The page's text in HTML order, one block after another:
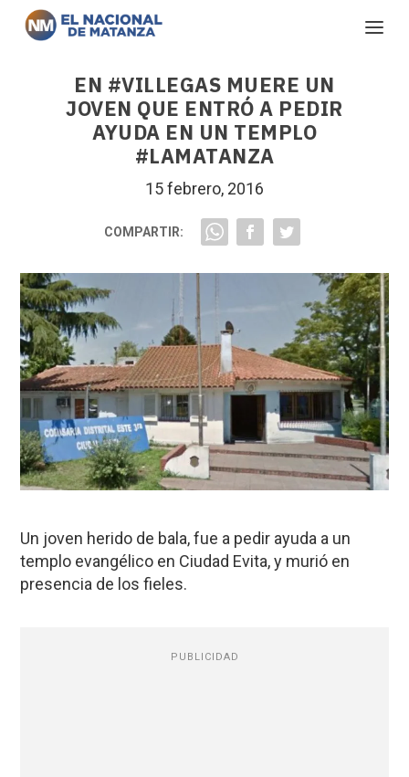
EN #VILLEGAS MUERE UN
JOVEN QUE ENTRÓ A PEDIR
AYUDA EN UN TEMPLO
#LAMATANZA
15 febrero, 2016
COMPARTIR:
Un joven herido de bala, fue a pedir ayuda a un
templo evangélico en Ciudad Evita, y murió en
presencia de los fieles.
PUBLICIDAD